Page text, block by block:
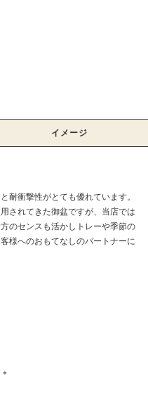
イメージ
耐衝撃性がとても優れています。
されてきた御盆ですが、当店では
のセンスも活かしトレーや季節の
様へのおもてなしのパートナーに